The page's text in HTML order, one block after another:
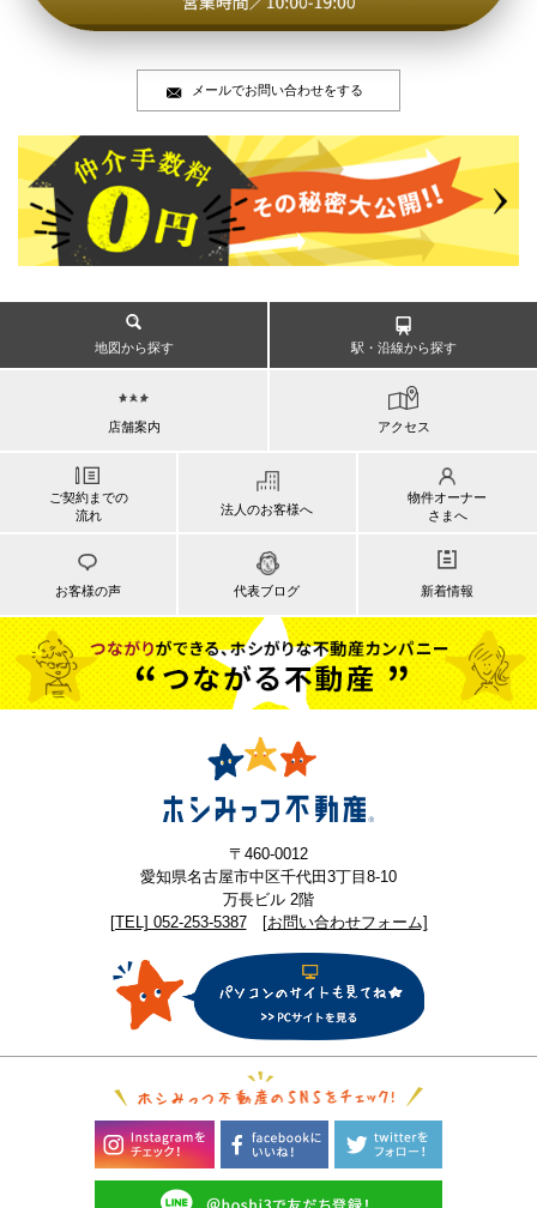
メールでお問い合わせをする
地図から探す 駅・沿線から探す
店舗案内 アクセス
ご契約までの
流れ
法人のお客様へ
物件オーナー
さまへ
お客様の声 代表ブログ 新着情報
〒460-0012
愛知県名古屋市中区千代田3丁目8-10
万長ビル 2階
[TEL] 052-253-5387
[お問い合わせフォーム]